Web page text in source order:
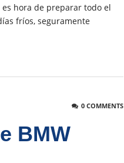
hora de preparar todo el
fríos, seguramente
0 COMMENTS
BMW